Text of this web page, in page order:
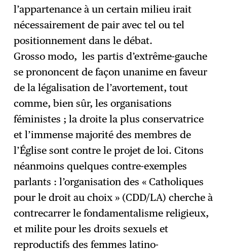
l’appartenance à un certain milieu irait
nécessairement de pair avec tel ou tel
positionnement dans le débat.
Grosso modo, les partis d’extrême-gauche
se prononcent de façon unanime en faveur
de la légalisation de l’avortement, tout
comme, bien sûr, les organisations
féministes ; la droite la plus conservatrice
et l’immense majorité des membres de
l’Église sont contre le projet de loi. Citons
néanmoins quelques contre-exemples
parlants : l’organisation des « Catholiques
pour le droit au choix » (CDD/LA) cherche à
contrecarrer le fondamentalisme religieux,
et milite pour les droits sexuels et
reproductifs des femmes latino-